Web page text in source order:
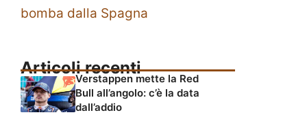
bomba dalla Spagna
Articoli recenti
Verstappen mette la Red
Bull all’angolo: c’è la data
dall’addio